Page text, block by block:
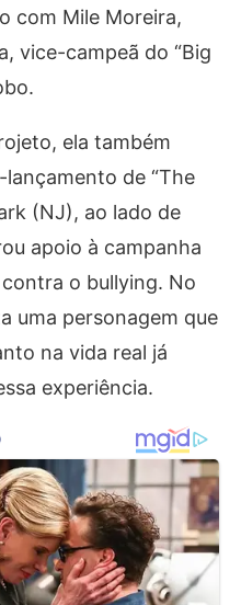
com Mile Moreira,
vice-campeã do “Big
ela também
de “The
(NJ), ao lado de
apoio à campanha
o bullying. No
uma personagem que
na vida real já
experiência.